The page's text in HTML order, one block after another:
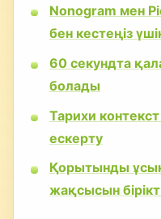
Nonogram мен
бен кестеңіз
60 секундта
болады
Тарихи
ескерту
Қорытынды
жақсысын